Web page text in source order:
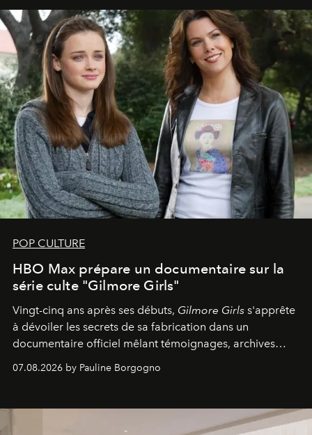
POP CULTURE
HBO Max prépare un documentaire sur la
série culte "Gilmore Girls"
Vingt-cinq ans après ses débuts, Gilmore Girls s'apprête
à dévoiler les secrets de sa fabrication dans un
documentaire officiel mêlant témoignages, archives
inédites et plongée dans les coulisses d'un phénomène
générationnel.
07.08.2026 by Pauline Borgogno